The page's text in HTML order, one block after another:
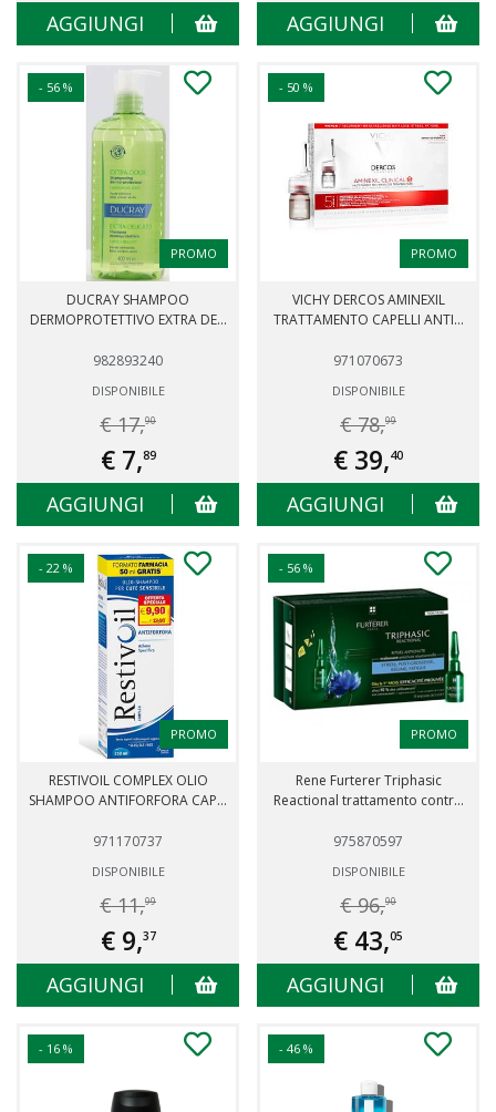
AGGIUNGI AGGIUNGI
- 56 %
PROMO
DUCRAY SHAMPOO
DERMOPROTETTIVO EXTRA DE...
982893240
DISPONIBILE
€ 17,90
€ 7,89
AGGIUNGI
- 50 %
PROMO
VICHY DERCOS AMINEXIL
TRATTAMENTO CAPELLI ANTI...
971070673
DISPONIBILE
€ 78,99
€ 39,40
AGGIUNGI
- 22 %
PROMO
RESTIVOIL COMPLEX OLIO
SHAMPOO ANTIFORFORA CAP...
971170737
DISPONIBILE
€ 11,99
€ 9,37
AGGIUNGI
- 56 %
PROMO
Rene Furterer Triphasic
Reactional trattamento contr...
975870597
DISPONIBILE
€ 96,90
€ 43,05
AGGIUNGI
- 16 % - 46 %